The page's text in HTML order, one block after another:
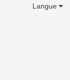
Langue